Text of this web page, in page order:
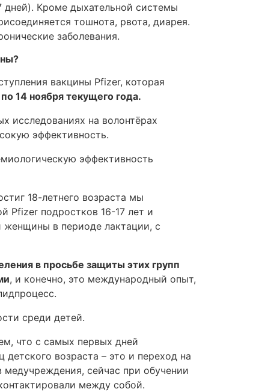
дней). Кроме дыхательной системы
тошнота, рвота, диарея.
заболевания.
вакцины Pfizer, которая
14 ноября текущего года.
исследованиях на волонтёрах
эффективность.
эффективность
18-летнего возраста мы
Pfizer подростков 16-17 лет и
женщины в периоде лактации, с
в просьбе защиты этих групп
, и конечно, это международный опыт,
среди детей.
что с самых первых дней
возраста – это и переход на
сейчас при обучении
между собой.